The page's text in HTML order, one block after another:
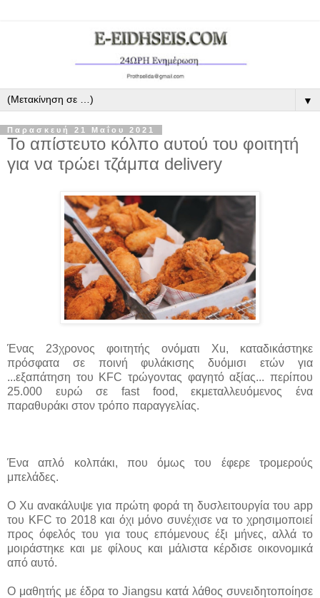
▼
Παρασκευή 21 Μαΐου 2021
Το απίστευτο κόλπο αυτού του φοιτητή
για να τρώει τζάμπα delivery
Ένας 23χρονος φοιτητής ονόματι Xu, καταδικάστηκε
πρόσφατα σε ποινή φυλάκισης δυόμισι ετών για
...εξαπάτηση του KFC τρώγοντας φαγητό αξίας... περίπου
25.000 ευρώ σε fast food, εκμεταλλευόμενος ένα
παραθυράκι στον τρόπο παραγγελίας.
Ένα απλό κολπάκι, που όμως του έφερε τρομερούς
μπελάδες.
Ο Xu ανακάλυψε για πρώτη φορά τη δυσλειτουργία του app
του KFC το 2018 και όχι μόνο συνέχισε να το χρησιμοποιεί
προς όφελός του για τους επόμενους έξι μήνες, αλλά το
μοιράστηκε και με φίλους και μάλιστα κέρδισε οικονομικά
από αυτό.
Ο μαθητής με έδρα το Jiangsu κατά λάθος συνειδητοποίησε